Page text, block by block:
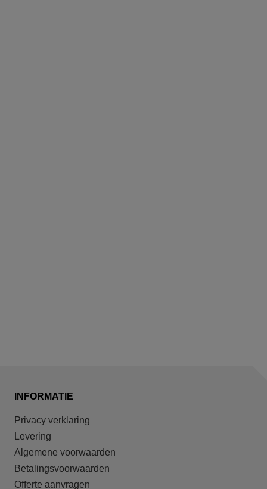
INFORMATIE
Privacy verklaring
Levering
Algemene voorwaarden
Betalingsvoorwaarden
Offerte aanvragen